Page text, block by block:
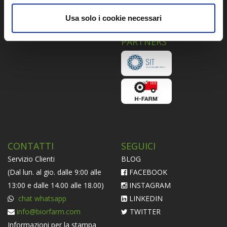
Usa solo i cookie necessari
Informativa Societaria
PARTNERS
CONTATTI
Servizio Clienti
(Dal lun. al gio. dalle 9:00 alle
13:00 e dalle 14.00 alle 18.00)
chat whatsapp
info@biorfarm.com
Informazioni per la stampa
SEGUICI
BLOG
FACEBOOK
INSTAGRAM
LINKEDIN
TWITTER